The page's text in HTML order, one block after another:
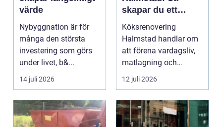
värde
Nybyggnation är för
många den största
investering som görs
under livet, b&...
14 juli 2026
skapar du ett
funktionellt och
trivsamt kök
Köksrenovering
Halmstad handlar om
att förena vardagsliv,
matlagning och
umgänge i et...
12 juli 2026